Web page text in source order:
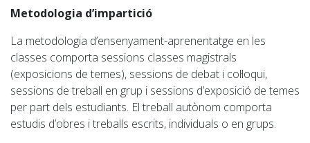
Metodologia d’impartició
La metodologia d’ensenyament-aprenentatge en les
classes comporta sessions classes magistrals
(exposicions de temes), sessions de debat i col·loqui,
sessions de treball en grup i sessions d’exposició de temes
per part dels estudiants. El treball autònom comporta
estudis d’obres i treballs escrits, individuals o en grups.